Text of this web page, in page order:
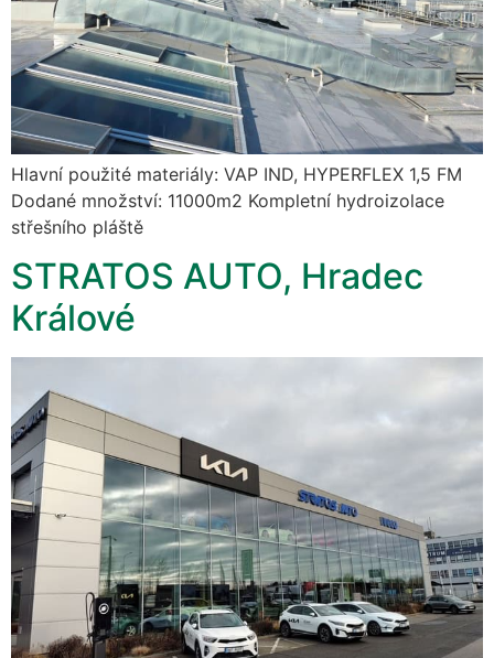
Hlavní použité materiály: VAP IND, HYPERFLEX 1,5 FM
Dodané množství: 11000m2 Kompletní hydroizolace
střešního pláště
STRATOS AUTO, Hradec
Králové